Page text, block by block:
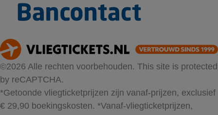
©2026 Alle rechten voorbehouden. This site is protected
by reCAPTCHA.
*Getoonde vliegticketprijzen zijn vanaf-prijzen, exclusief
€ 29,90 boekingskosten. *Vanaf-vliegticketprijzen,